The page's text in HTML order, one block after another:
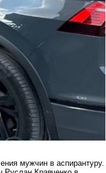
мужчин в аспирантуру.